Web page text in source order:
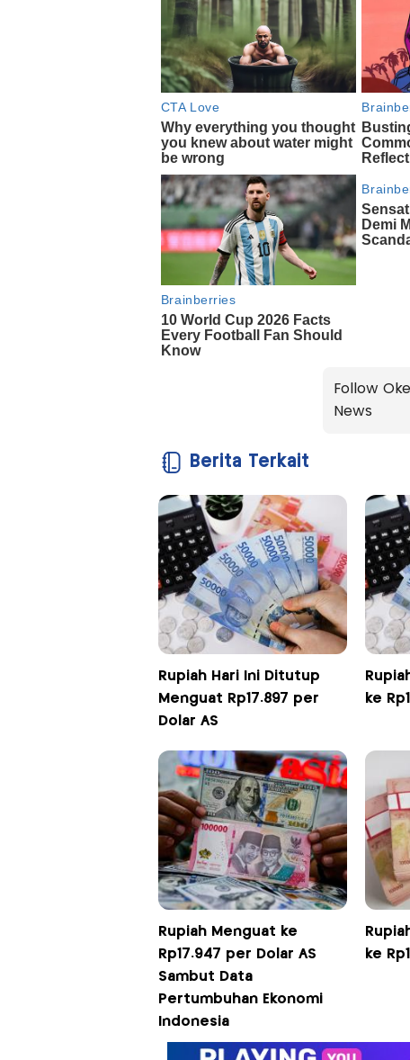
Follow
News
Berita Terkait
Rupiah Hari Ini Ditutup
Menguat Rp17.897 per
Dolar AS
ke
Rupiah Menguat ke
Rp17.947 per Dolar AS
Sambut Data
Pertumbuhan Ekonomi
Indonesia
ke